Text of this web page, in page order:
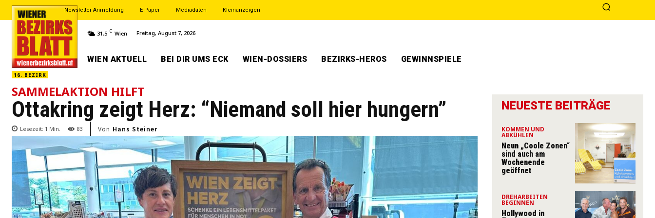
Newsletter-Anmeldung E-Paper Mediadaten Kleinanzeigen
31.5 C Wien Freitag, August 7, 2026
WIEN AKTUELL BEI DIR UMS ECK WIEN-DOSSIERS BEZIRKS-HEROS GEWINNSPIELE
16. BEZIRK
SAMMELAKTION HILFT
Ottakring zeigt Herz: “Niemand soll hier hungern”
Lesezeit: 1 Min. 83 Von Hans Steiner
NEUESTE BEITRÄGE
KOMMEN UND
ABKÜHLEN
Neun „Coole Zonen“
sind auch am
Wochenende
geöffnet
DREHARBEITEN
BEGINNEN
Hollywood in